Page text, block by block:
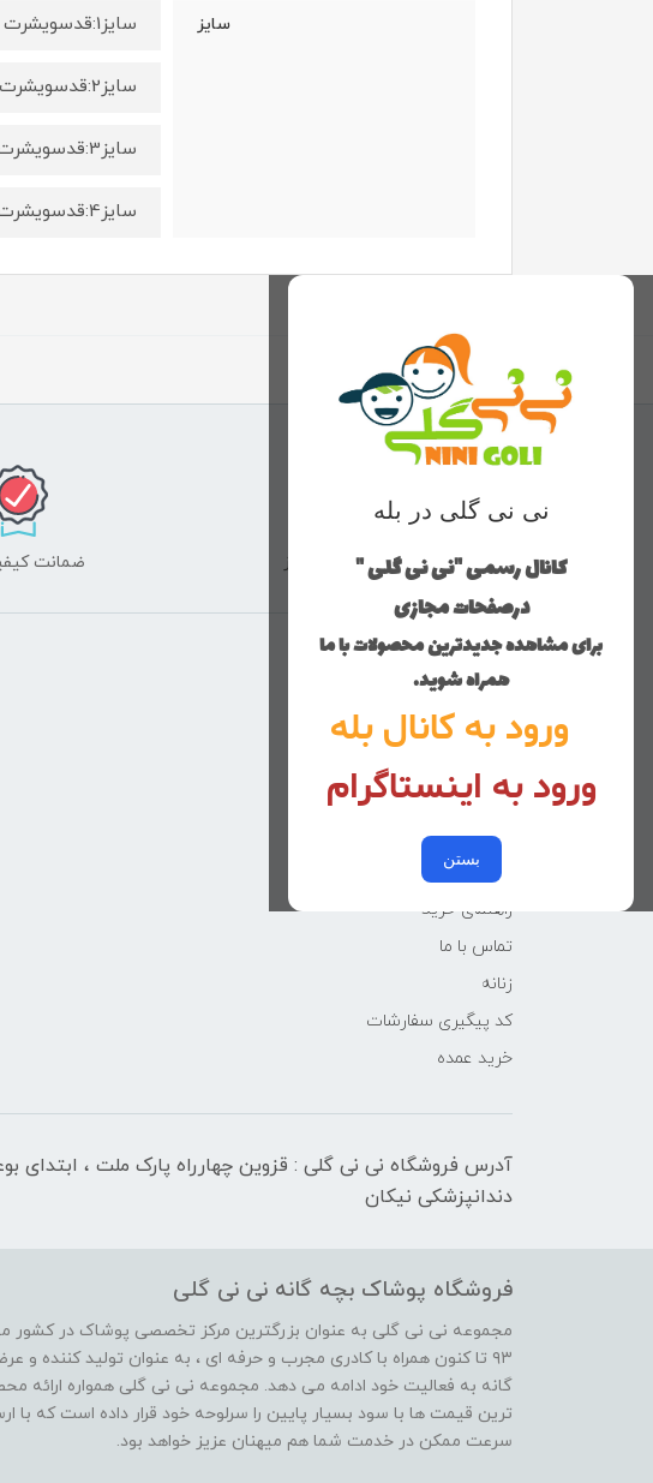
سایز سایز1:قدسویشرت ۳3 عرض ۲6شلوار ۴۳ قد بلوز 31عرض 26
سایز2:قدسویشرت 37عرض 27شلوار ۴6قد بلوز 34عرض 28
سایز3:قدسویشرت ۳8عرض ۲8شلوار 51 قد بلوز 37 عرض 29
سایز4:قدسویشرت 41عرض 30شلوار 59قد بلوز
نی نی گلی در بله
کانال رسمی "نی نی گلی "
درصفحات مجازی
برای مشاهده جدیدترین محصولات با ما
همراه شوید.
ورود به کانال بله
ورود به اینستاگرام
بستن
ارسال با پست پیشتاز ضمانت
منوی وب‌سایت
محصولات
دخترانه
پسرانه
کوچولوهای نی نی گلی
راهنمای خرید
تماس با ما
زنانه
کد پیگیری سفارشات
خرید عمده
آدرس فروشگاه نی نی گلی : قزوین چهارراه پارک ملت ، ابتدای
دندانپزشکی نیکان
فروشگاه پوشاک بچه گانه نی نی گلی
مجموعه نی نی گلی به عنوان بزرگترین مرکز تخصصی پوشاک در کشور
۹۳ تا کنون همراه با کادری مجرب و حرفه ای ، به عنوان تولید کننده
گانه به فعالیت خود ادامه می دهد. مجموعه نی نی گلی همواره ارائه
ترین قیمت ها با سود بسیار پایین را سرلوحه خود قرار داده است که با
سرعت ممکن در خدمت شما هم میهنان عزیز خواهد بود.